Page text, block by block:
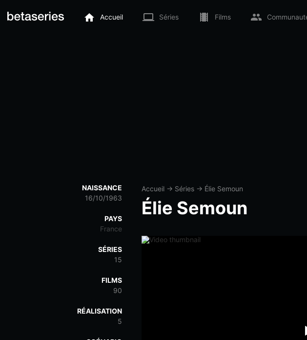
Accueil Séries Films
NAISSANCE
16/10/1963
PAYS
France
SÉRIES
15
FILMS
90
RÉALISATION
5
Accueil → Séries → Élie Semoun
Élie Semoun